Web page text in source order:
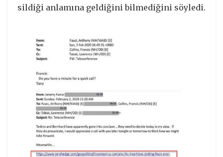
sildiği anlamına geldiğini bilmediğini söyledi.